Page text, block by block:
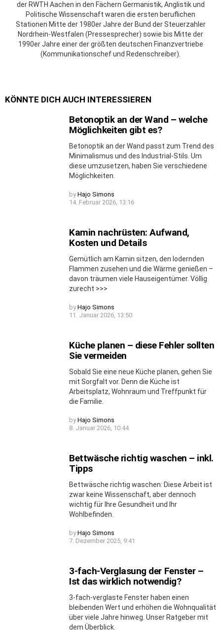
der RWTH Aachen in den Fächern Germanistik, Anglistik und
Politische Wissenschaft waren die ersten beruflichen
Stationen Mitte der 1980er Jahre der Bund der Steuerzahler
Nordrhein-Westfalen (Pressesprecher) sowie bis Mitte der
1990er Jahre einer der größten deutschen Finanzvertriebe
(Kommunikationschef und Redenschreiber).
KÖNNTE DICH AUCH INTERESSIEREN
Betonoptik an der Wand – welche
Möglichkeiten gibt es?
Betonoptik an der Wand passt zum Trend des
Minimalismus und des Industrial-Stils. Um
diese umzusetzen, haben Sie verschiedene
Möglichkeiten.
by Hajo Simons
14. Februar 2026, 13:16
Kamin nachrüsten: Aufwand,
Kosten und Details
Gemütlich am Kamin sitzen, den lodernden
Flammen zusehen und die Wärme genießen –
davon träumen viele Hauseigentümer. Völlig
zurecht >>>
by Hajo Simons
11. Januar 2026, 13:50
Küche planen – diese Fehler sollten
Sie vermeiden
Sobald Sie eine neue Küche planen, gehen Sie
mit Sorgfalt vor. Denn die Küche ist
Arbeitsplatz, Wohnraum und Treffpunkt für
die Familie.
by Hajo Simons
8. Januar 2026, 10:44
Bettwäsche richtig waschen – inkl.
Tipps
Bettwäsche richtig waschen: Diese Arbeit ist
zwar keine Wissenschaft, aber dennoch
wichtig für Ihre Gesundheit und Ihr
Wohlbefinden.
by Hajo Simons
7. Dezember 2025, 9:41
3-fach-Verglasung der Fenster –
Ist das wirklich notwendig?
3-fach-verglaste Fenster haben einen
bleibenden Wert und erhöhen die Wohnqualität
über viele Jahre hinweg. Unser Ratgeber mit
dem Überblick.